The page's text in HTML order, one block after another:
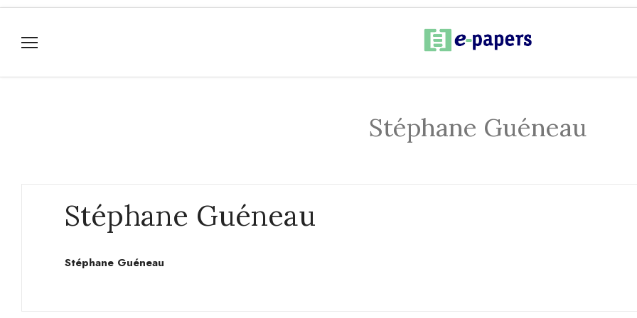
Stéphane Guéneau
Stéphane Guéneau
Stéphane Guéneau